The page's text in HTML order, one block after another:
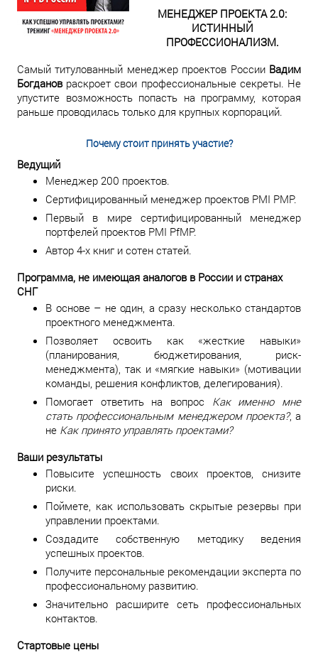
МЕНЕДЖЕР ПРОЕКТА 2.0:
ИСТИННЫЙ
ПРОФЕССИОНАЛИЗМ.
Самый титулованный менеджер проектов России Вадим
Богдановраскроет свои профессиональные секреты. Не
упустите возможность попасть на программу, которая
раньше проводилась только для крупных корпораций.
Почему стоит принять участие?
Ведущий
Менеджер 200 проектов.
Сертифицированный менеджер проектов PMI PMP.
Первый в мире сертифицированный менеджер
портфелей проектов PMI PfMP.
Автор 4-х книг и сотен статей.
Программа, не имеющая аналогов в России и странах
СНГ
В основе – не один, а сразу несколько стандартов
проектного менеджмента.
Позволяет освоить как «жесткие навыки»
(планирования, бюджетирования, риск-
менеджмента), так и «мягкие навыки» (мотивации
команды, решения конфликтов, делегирования).
Помогает ответить на вопрос Как именно мне
стать профессиональным менеджером проекта?, а
не Как принято управлять проектами?
Ваши результаты
Повысите успешность своих проектов, снизите
риски.
Поймете, как использовать скрытые резервы при
управлении проектами.
Создадите собственную методику ведения
успешных проектов.
Получите персональные рекомендации эксперта по
профессиональному развитию.
Значительно расширите сеть профессиональных
контактов.
Стартовые цены